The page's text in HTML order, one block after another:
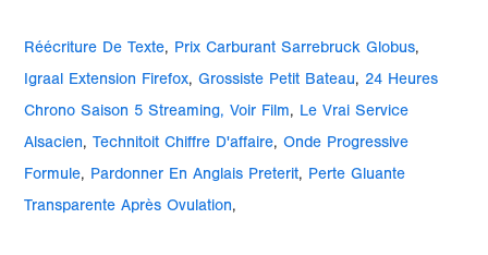
Réécriture De Texte, Prix Carburant Sarrebruck Globus,
Igraal Extension Firefox,Grossiste Petit Bateau, 24 Heures
Chrono Saison 5 Streaming, Voir Film, Le Vrai Service
Alsacien, Technitoit Chiffre D'affaire,Onde Progressive
Formule, Pardonner En Anglais Preterit, Perte Gluante
Transparente Après Ovulation,